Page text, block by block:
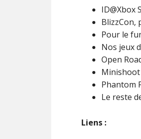
ID@Xbox
Pour le
Nos jeux
Open
Phantom
Le reste
Liens :